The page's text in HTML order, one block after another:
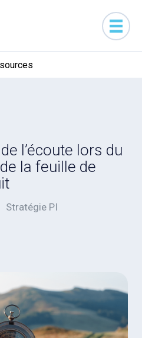
l’écoute lors du
la feuille de
Stratégie PI